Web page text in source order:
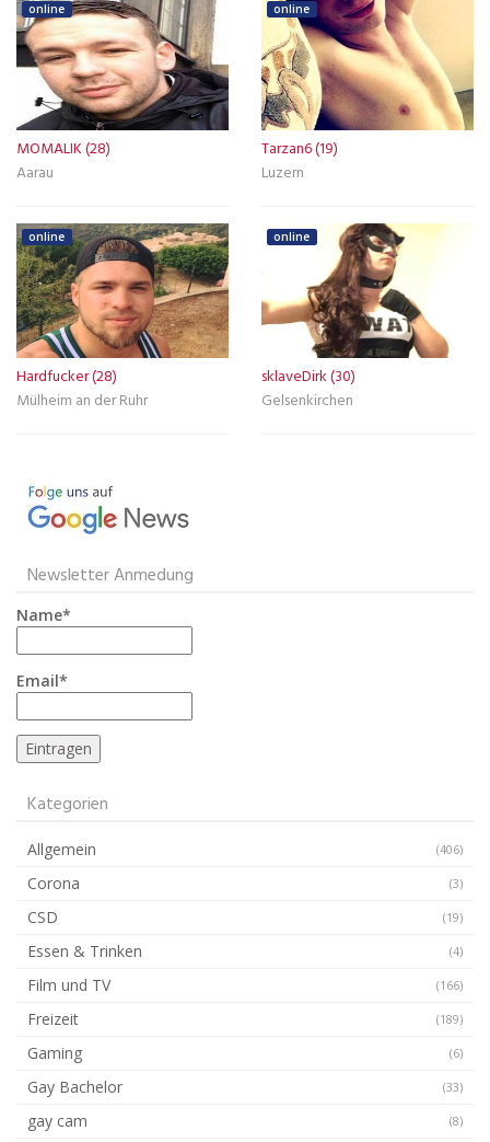
online
MOMALIK (28)
Aarau
online
Tarzan6 (19)
Luzern
online
Hardfucker (28)
Mülheim an der Ruhr
online
sklaveDirk (30)
Gelsenkirchen
Newsletter Anmedung
Name*
Email*
Kategorien
Allgemein (406)
Corona (3)
CSD (19)
Essen & Trinken (4)
Film und TV (166)
Freizeit (189)
Gaming (6)
Gay Bachelor (33)
gay cam (8)